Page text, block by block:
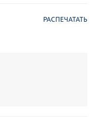
РАСПЕЧАТАТЬ